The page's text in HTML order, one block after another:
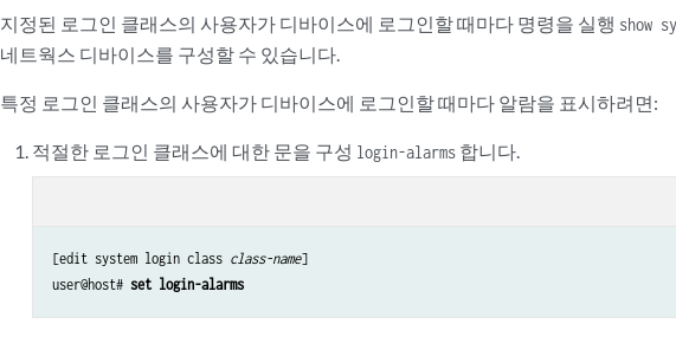
PLANNED ACTIVITY: Upgrade all 6200 switch firmware to the Enterprise TAC recommended
PURPOSE: This activity will help to minimize the impact of unplanned power outages
WHAT TO EXPECT: During the maintenance window for your site, the office network will
지정된 로그인 클래스의 사용자가 디바이스에 로그인할 때마다 명령을 실행 show
네트웍스 디바이스를 구성할 수 있습니다.
특정 로그인 클래스의 사용자가 디바이스에 로그인할 때마다 알람을 표시하려면:
적절한 로그인 클래스에 대한 문을 구성 login-alarms 합니다.
[edit system login class class-name]
user@host# set login-alarms